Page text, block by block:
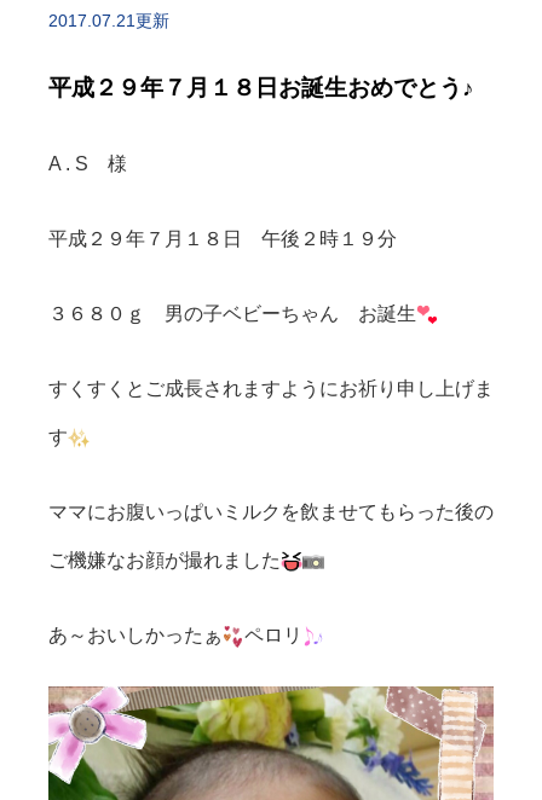
2017.07.21更新
平成２９年７月１８日お誕生おめでとう♪
A . S 様
平成２９年７月１８日 午後２時１９分
３６８０ｇ 男の子ベビーちゃん お誕生
すくすくとご成長されますようにお祈り申し上げま
す
ママにお腹いっぱいミルクを飲ませてもらった後の
ご機嫌なお顔が撮れました
あ～おいしかったぁ ペロリ